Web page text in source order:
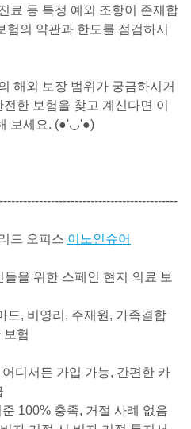
료 등 특정 예외 조항이 존재합
의 약관과 한도를 점검하시
해외 보장 범위가 궁금하시거
한 보험을 찾고 계신다면 이
보세요. (●'◡'●)
드 오피스 이노인슈어
을 위한 스페인 현지 의료 보
드, 비영리, 주재원, 가족결합
보험
디서든 가입 가능, 간편한 카
100% 충족, 거절 사례 없음